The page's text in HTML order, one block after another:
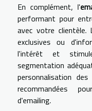
En complément, l'
performant pour
avec votre clientèle.
exclusives ou
l'intérêt et
segmentation
personnalisation
recommandées
d'emailing.